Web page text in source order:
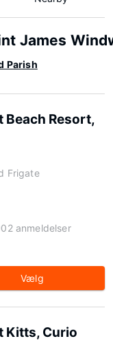
James
Parish
Beach Resort,
Frigate
anmeldelser
Vælg
Kitts, Curio